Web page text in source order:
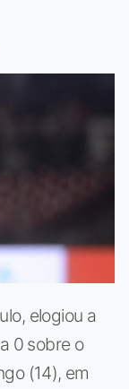
elogiou a
0 sobre o
(14), em